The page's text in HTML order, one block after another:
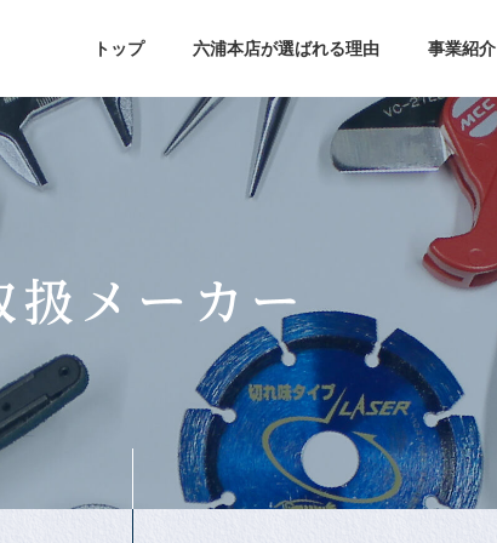
トップ 六浦本店が選ばれる理由 事業紹介